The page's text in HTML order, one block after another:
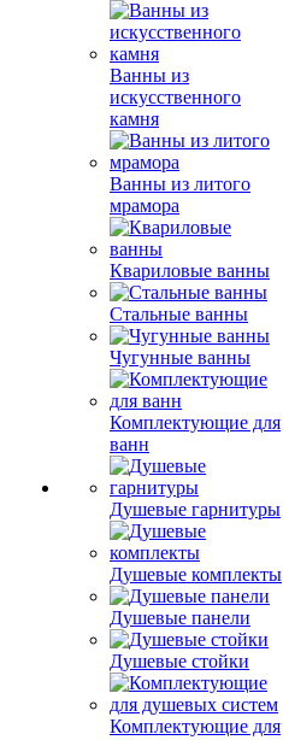
Ванны из
искусственного
камня
Ванны из литого
мрамора
Квариловые ванны
Стальные ванны
Чугунные ванны
Комплектующие для
ванн
Душевые гарнитуры
Душевые комплекты
Душевые панели
Душевые стойки
Комплектующие для